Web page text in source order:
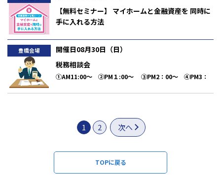
【無料セミナー】 マイホームと金融資産を 同時に
手に入れる方法
豊橋会場
開催日08月30日（日）
税務相談会
①AM11:00～ ②PM１:00～ ③PM2：00～ ④PM3：
1 2 次へ
TOPに戻る